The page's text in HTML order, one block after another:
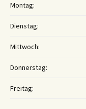
Montag:
Dienstag:
Mittwoch:
Donnerstag:
Freitag: